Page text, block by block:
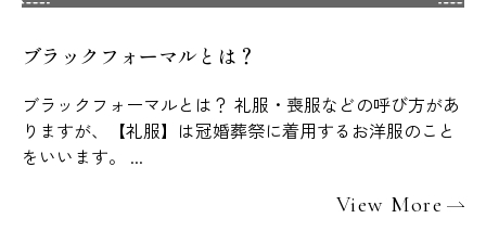
ブラックフォーマルとは？
ブラックフォーマルとは？ 礼服・喪服などの呼び方があ
りますが、【礼服】は冠婚葬祭に着用するお洋服のこと
をいいます。 ...
View More